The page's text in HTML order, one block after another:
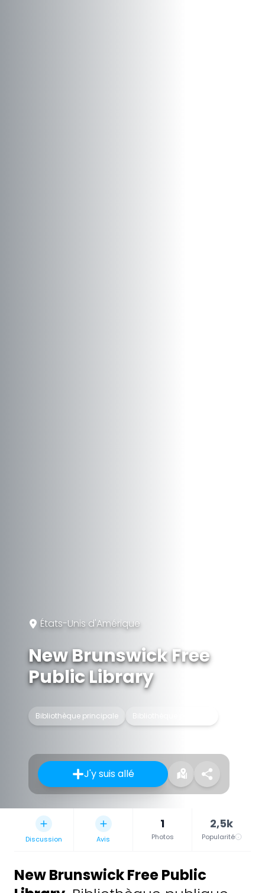
États-Unis d'Amérique
New Brunswick Free
Public Library
Bibliothèque principale
J'y suis allé
Discussion Avis
1
Photos
2,5k
Popularité
New Brunswick Free Public